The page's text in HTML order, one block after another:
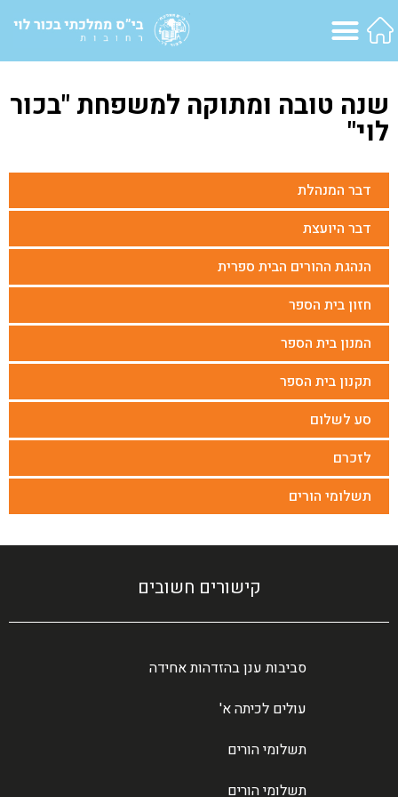
דבר המנהלת
דבר היועצת
הנהגת ההורים הבית ספרית
חזון בית הספר
המנון בית הספר
תקנון בית הספר
סע לשלום
לזכרם
תשלומי הורים
שנה טובה ומתוקה למשפחת "בכור
לוי"
קישורים חשובים
סביבות ענן בהזדהות אחידה
עולים לכיתה א'
תשלומי הורים
תשלומי הורים